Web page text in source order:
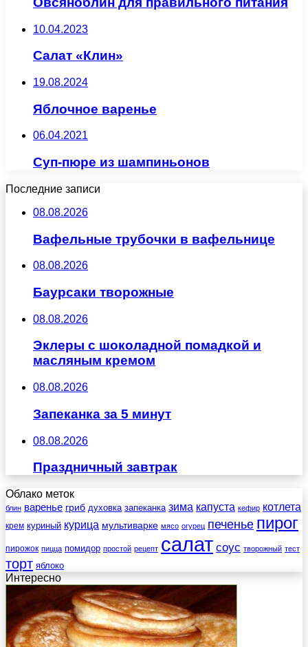
10.04.2023
Салат «Клин»
19.08.2024
Яблочное варенье
06.04.2021
Суп-пюре из шампиньонов
Последние записи
08.08.2026
Вафельные трубочки в вафельнице
08.08.2026
Баурсаки творожные
08.08.2026
Эклеры с шоколадной помадкой и
масляным кремом
08.08.2026
Запеканка за 5 минут
08.08.2026
Праздничный завтрак
Облако меток
блин варенье гриб духовка запеканка зима капуста кефир котлета
крем куриный курица мультиварке мясо огурец печенье пирог
пирожок пицца помидор простой рецепт салат соус творожный тест
торт яблоко
Интересно